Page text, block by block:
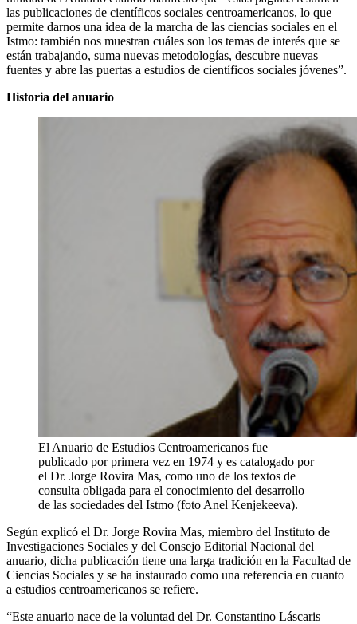
las publicaciones de científicos sociales centroamericanos, lo que
permite darnos una idea de la marcha de las ciencias sociales en el
Istmo: también nos muestran cuáles son los temas de interés que se
están trabajando, suma nuevas metodologías, descubre nuevas
fuentes y abre las puertas a estudios de científicos sociales jóvenes”.
Historia del anuario
El Anuario de Estudios Centroamericanos fue
publicado por primera vez en 1974 y es catalogado por
el Dr. Jorge Rovira Mas, como uno de los textos de
consulta obligada para el conocimiento del desarrollo
de las sociedades del Istmo (foto Anel Kenjekeeva).
Según explicó el Dr. Jorge Rovira Mas, miembro del Instituto de
Investigaciones Sociales y del Consejo Editorial Nacional del
anuario, dicha publicación tiene una larga tradición en la Facultad de
Ciencias Sociales y se ha instaurado como una referencia en cuanto
a estudios centroamericanos se refiere.
“Este anuario nace de la voluntad del Dr. Constantino Láscaris